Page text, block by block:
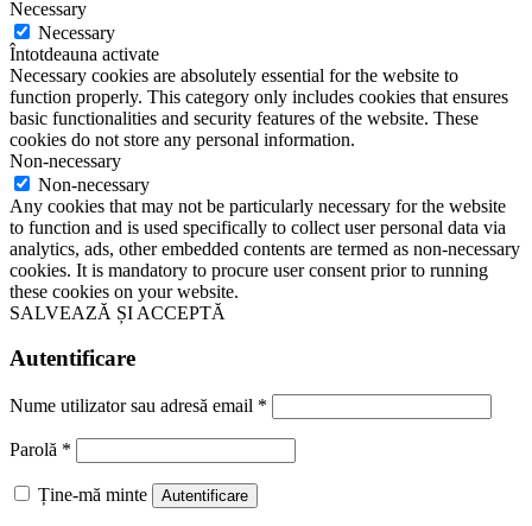
Necessary
Necessary
Întotdeauna activate
Necessary cookies are absolutely essential for the website to
function properly. This category only includes cookies that ensures
basic functionalities and security features of the website. These
cookies do not store any personal information.
Non-necessary
Non-necessary
Any cookies that may not be particularly necessary for the website
to function and is used specifically to collect user personal data via
analytics, ads, other embedded contents are termed as non-necessary
cookies. It is mandatory to procure user consent prior to running
these cookies on your website.
SALVEAZĂ ȘI ACCEPTĂ
Autentificare
Nume utilizator sau adresă email *
Parolă *
Ține-mă minte Autentificare